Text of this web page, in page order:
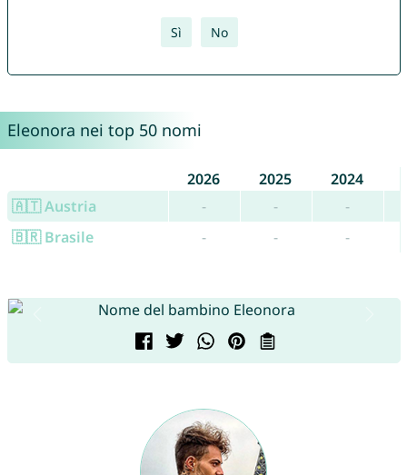
Sì No
Eleonora nei top 50 nomi
2026 2025
2024
🇦🇹 Austria
- -
-
🇧🇷 Brasile
- - -